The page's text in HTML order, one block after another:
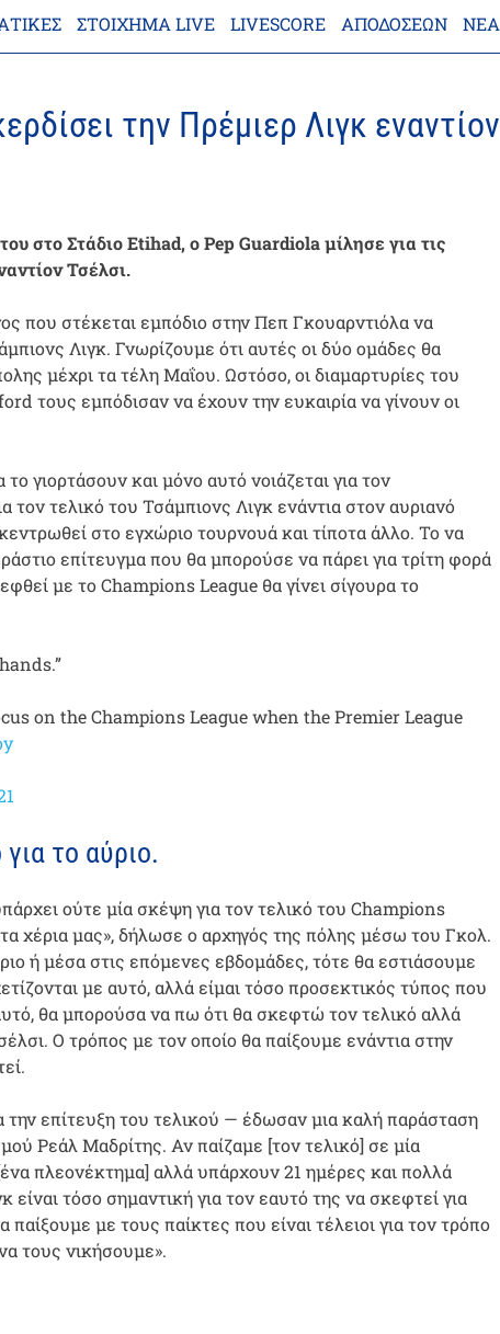
ΣΤΟΊΧΗΜΑ LIVE LIVESCORE ΑΠΟΔΌΣΕΩΝ ΝΈΑ
την Πρέμιερ Λιγκ εναντίον
στο Στάδιο Etihad, ο Pep Guardiola μίλησε για τις
Τσέλσι.
που στέκεται εμπόδιο στην Πεπ Γκουαρντιόλα να
Λιγκ. Γνωρίζουμε ότι αυτές οι δύο ομάδες θα
μέχρι τα τέλη Μαΐου. Ωστόσο, οι διαμαρτυρίες του
τους εμπόδισαν να έχουν την ευκαιρία να γίνουν οι
γιορτάσουν και μόνο αυτό νοιάζεται για τον
τον τελικό του Τσάμπιονς Λιγκ ενάντια στον αυριανό
στο εγχώριο τουρνουά και τίποτα άλλο. Το να
επίτευγμα που θα μπορούσε να πάρει για τρίτη φορά
με το Champions League θα γίνει σίγουρα το
on the Champions League when the Premier League
το αύριο.
ούτε μία σκέψη για τον τελικό του Champions
χέρια μας», δήλωσε ο αρχηγός της πόλης μέσω του Γκολ.
ή μέσα στις επόμενες εβδομάδες, τότε θα εστιάσουμε
με αυτό, αλλά είμαι τόσο προσεκτικός τύπος που
θα μπορούσα να πω ότι θα σκεφτώ τον τελικό αλλά
Ο τρόπος με τον οποίο θα παίξουμε ενάντια στην
επίτευξη του τελικού — έδωσαν μια καλή παράσταση
Ρεάλ Μαδρίτης. Αν παίζαμε [τον τελικό] σε μία
πλεονέκτημα] αλλά υπάρχουν 21 ημέρες και πολλά
τόσο σημαντική για τον εαυτό της να σκεφτεί για
με τους παίκτες που είναι τέλειοι για τον τρόπο
τους νικήσουμε».